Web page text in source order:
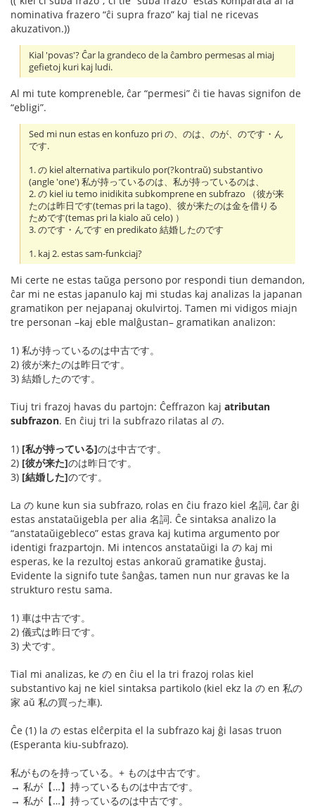
nominativa frazero “ĉi supra frazo” kaj tial ne ricevas
akuzativon.))
Kial 'povas'? Ĉar la grandeco de la ĉambro permesas al miaj
gefietoj kuri kaj ludi.
Al mi tute kompreneble, ĉar “permesi” ĉi tie havas signifon de
“ebligi”.
Sed mi nun estas en konfuzo pri の、のは、のが、のです・ん
です.
1. の kiel alternativa partikulo por(?kontraŭ) substantivo
(angle 'one') 私が持っているのは、私が持っているのは、
2. の kiel iu temo inidikita subkomprene en subfrazo （彼が来
たのは昨日です(temas pri la tago)、彼が来たのは金を借りる
ためです(temas pri la kialo aŭ celo) ）
3. のです・んです en predikato 結婚したのです
1. kaj 2. estas sam-funkciaj?
Mi certe ne estas taŭga persono por respondi tiun demandon,
ĉar mi ne estas japanulo kaj mi studas kaj analizas la japanan
gramatikon per nejapanaj okulvirtoj. Tamen mi vidigos miajn
tre personan –kaj eble malĝustan– gramatikan analizon:
1) 私が持っているのは中古です。
2) 彼が来たのは昨日です。
3) 結婚したのです。
Tiuj tri frazoj havas du partojn: Ĉeffrazon kaj atributan
subfrazon. En ĉiuj tri la subfrazo rilatas al の.
1) [私が持っている]のは中古です。
2) [彼が来た]のは昨日です。
3) [結婚した]のです。
La の kune kun sia subfrazo, rolas en ĉiu frazo kiel 名詞, ĉar ĝi
estas anstataŭigebla per alia 名詞. Ĉe sintaksa analizo la
“anstataŭigebleco” estas grava kaj kutima argumento por
identigi frazpartojn. Mi intencos anstataŭigi la の kaj mi
esperas, ke la rezultoj estas ankoraŭ gramatike ĝustaj.
Evidente la signifo tute ŝanĝas, tamen nun nur gravas ke la
strukturo restu sama.
1) 車は中古です。
2) 儀式は昨日です。
3) 犬です。
Tial mi analizas, ke の en ĉiu el la tri frazoj rolas kiel
substantivo kaj ne kiel sintaksa partikolo (kiel ekz la の en 私の
家 aŭ 私の買った車).
Ĉe (1) la の estas elĉerpita el la subfrazo kaj ĝi lasas truon
(Esperanta kiu-subfrazo).
私がものを持っている。+ ものは中古です。
→ 私が【…】持っているものは中古です。
→ 私が【…】持っているのは中古です。